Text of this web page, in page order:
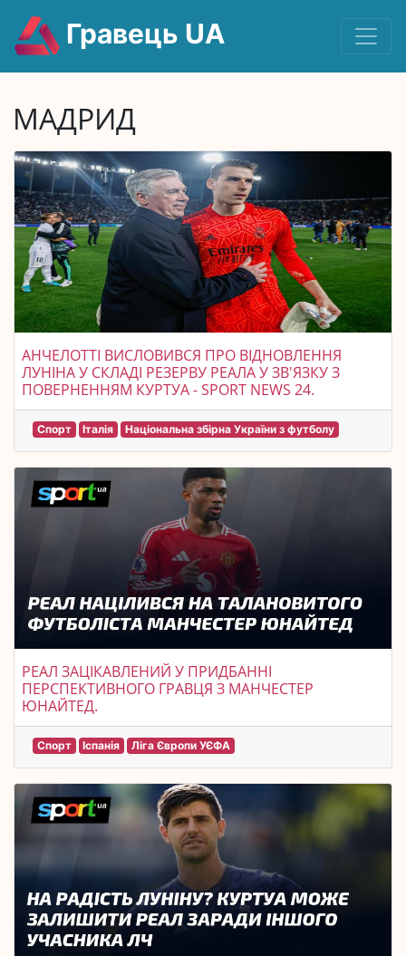
Гравець UA
МАДРИД
АНЧЕЛОТТІ ВИСЛОВИВСЯ ПРО ВІДНОВЛЕННЯ
ЛУНІНА У СКЛАДІ РЕЗЕРВУ РЕАЛА У ЗВ'ЯЗКУ З
ПОВЕРНЕННЯМ КУРТУА - SPORT NEWS 24.
Спорт Італія Національна збірна України з футболу
РЕАЛ ЗАЦІКАВЛЕНИЙ У ПРИДБАННІ
ПЕРСПЕКТИВНОГО ГРАВЦЯ З МАНЧЕСТЕР
ЮНАЙТЕД.
Спорт Іспанія Ліга Європи УЄФА